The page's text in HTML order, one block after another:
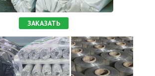
ВОПРОС-ОТВЕТ
КОНТАКТЫ
ЗАКАЗАТЬ